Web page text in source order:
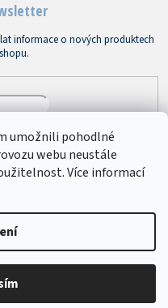
umožnili pohodlné
webu neustále
Více informací
informace o nových produktech
SE
Shoptet
práva vyhrazena.